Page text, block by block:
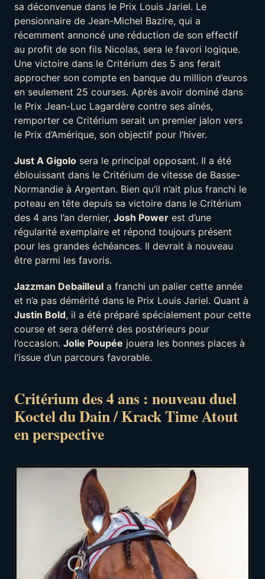
sa déconvenue dans le Prix Louis Jariel. Le
pensionnaire de Jean-Michel Bazire, qui a
récemment annoncé une réduction de son effectif
au profit de son fils Nicolas, sera le favori logique.
Une victoire dans le Critérium des 5 ans ferait
approcher son compte en banque du million d’euros
en seulement 25 courses. Après avoir dominé dans
le Prix Jean-Luc Lagardère contre ses aînés,
remporter ce Critérium serait un premier jalon vers
le Prix d’Amérique, son objectif pour l’hiver.
Just A Gigolo sera le principal opposant. Il a été
éblouissant dans le Critérium de vitesse de Basse-
Normandie à Argentan. Bien qu’il n’ait plus franchi le
poteau en tête depuis sa victoire dans le Critérium
des 4 ans l’an dernier, Josh Power est d’une
régularité exemplaire et répond toujours présent
pour les grandes échéances. Il devrait à nouveau
être parmi les favoris.
Jazzman Debailleul a franchi un palier cette année
et n’a pas démérité dans le Prix Louis Jariel. Quant à
Justin Bold, il a été préparé spécialement pour cette
course et sera déferré des postérieurs pour
l’occasion. Jolie Poupée jouera les bonnes places à
l’issue d’un parcours favorable.
Critérium des 4 ans : nouveau duel
Koctel du Dain / Krack Time Atout
en perspective